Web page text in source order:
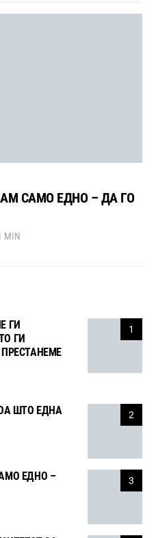
САМО ЕДНО – ДА ГО
MIN
1
ГИ
ГИ
2
ШТО ЕДНА
3
ЕДНО –